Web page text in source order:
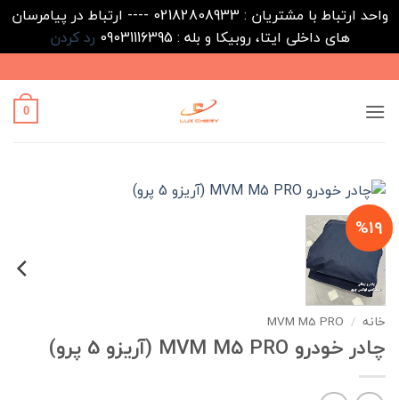
واحد ارتباط با مشتریان : 02182808933 ---- ارتباط در پیامرسان
های داخلی ایتا، روبیکا و بله : 09031116395
رد کردن
to
content
0
%19
خانه /
MVM M5 PRO
چادر خودرو MVM M5 PRO (آریزو 5 پرو)